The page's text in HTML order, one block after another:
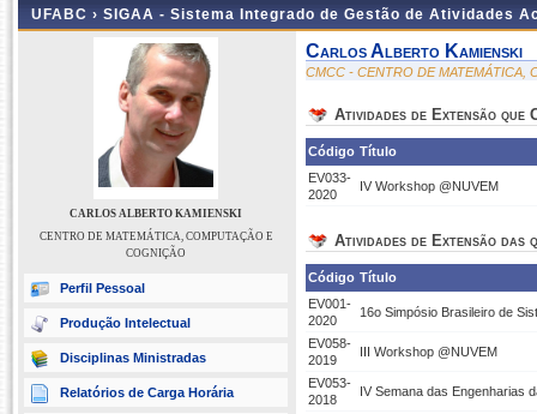
UFABC › SIGAA - Sistema Integrado de Gestão de Atividades
CARLOS ALBERTO KAMIENSKI
CENTRO DE MATEMÁTICA, COMPUTAÇÃO E
COGNIÇÃO
Perfil Pessoal
Produção Intelectual
Disciplinas Ministradas
Relatórios de Carga Horária
Carlos Alberto Kamienski
CMCC - CENTRO DE MATEMÁTICA,
Atividades de Extensão que
Código Título
EV033-
2020
IV Workshop @NUVEM
Atividades de Extensão das
Código Título
EV001-
2020
16o Simpósio Brasileiro de
EV058-
2019
III Workshop @NUVEM
EV053-
2018
IV Semana das Engenharias